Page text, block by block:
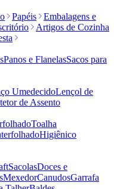
Papéis
Embalagens e
Artigos de Cozinha
Panos e FlanelasSacos para
UmedecidoLençol de
de Assento
Toalha
Higiênico
SacolasDoces e
MexedorCanudosGarrafa